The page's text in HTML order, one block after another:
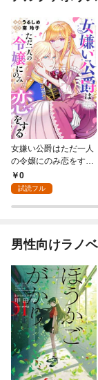
女嫌い公爵はただ一人
の令嬢にのみ恋をする
（分冊版）第１話
0
試読フル
男性向けラノ